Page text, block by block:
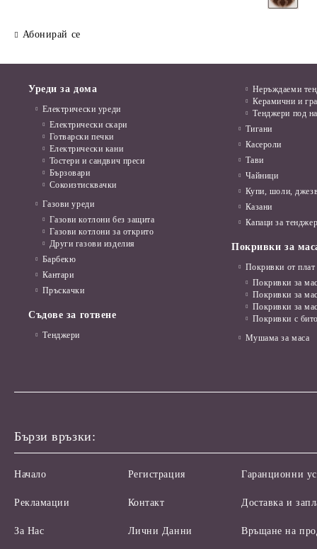
Абонирай се
Уреди за дома
Електрически уреди
Електрически скари
Готварски печки
Електрически кани
Тостери и сандвич преси
Бързовари
Сокоизтисквачки
Газови уреди
Газови котлони без защита
Газови котлони за открито
Други газови изделия
Барбекю
Кантари
Пръскачки
Съдове за готвене
Тенджери
Неръждаеми
Керамични и
Тенджери под
Тигани
Касероли
Тави
Чайници
Купи, шоли,
Казани
Капаци за
Покривки за
Покривки от плат
Покривки за
Покривки за
Покривки за
Покривки с
Мушама за маса
Бързи връзки:
Начало
Рекламации
За Нас
Регистрация
Контакт
Лични Данни
Гаранционни
Доставка и
Връщане на